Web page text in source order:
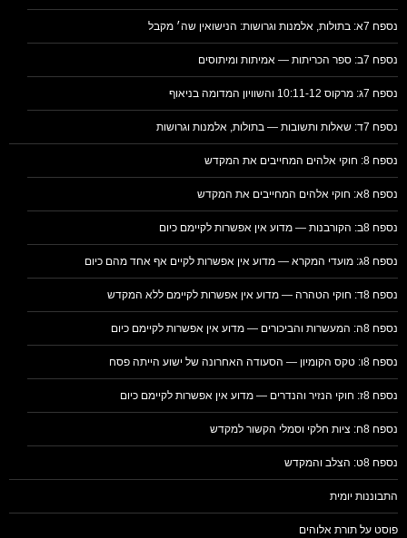
נספח 7א: בתולות, אלמנות וגרושות: הנישואין שה׳ מקבל
נספח 7ב: ספר הכריתות — אמיתות ומיתוסים
נספח 7ג: מרקוס 10:11-12 והשוויון המדומה בניאוף
נספח 7ד: שאלות ותשובות — בתולות, אלמנות וגרושות
נספח 8: חוקי אלהים המחייבים את המקדש
נספח 8א: חוקי אלהים המחייבים את המקדש
נספח 8ב: הקורבנות — מדוע אין אפשרות לקיימם כיום
נספח 8ג: מועדי המקרא — מדוע אין אפשרות לקיים אף אחד מהם כיום
נספח 8ד: חוקי הטהרה — מדוע אין אפשרות לקיימם ללא המקדש
נספח 8ה: המעשרות והביכורים — מדוע אין אפשרות לקיימם כיום
נספח 8ו: טקס הקומיון — הסעודה האחרונה של ישוע הייתה פסח
נספח 8ז: חוקי הנזיר והנדרים — מדוע אין אפשרות לקיימם כיום
נספח 8ח: ציות חלקי וסמלי הקשור למקדש
נספח 8ט: הצלב והמקדש
התבוננות יומית
פוסט על תורת אלוהים